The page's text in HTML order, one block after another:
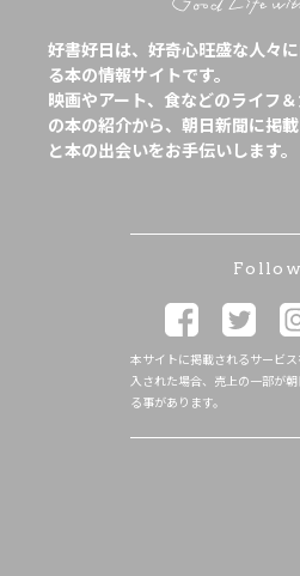
好書好日は、好奇心旺盛な人々
る本の情報サイトです。
映画やアート、食などのライフ
の本の紹介から、朝日新聞に掲
と本の出会いをお手伝いします。
Follow
本サイトに掲載されるサービ
入された場合、売上の一部が
る事があります。